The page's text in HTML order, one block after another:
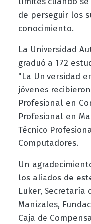
de perseguir los
conocimiento.
La Universidad
graduó a 172
"La Universidad
jóvenes
Profesional en
Profesional en
Técnico
Computadores.
Un
los aliados de
Luker, Secretaría
Manizales,
Caja de